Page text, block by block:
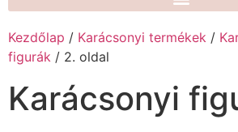
Kezdőlap / Karácsonyi termékek /
figurák / 2. oldal
Karácsonyi